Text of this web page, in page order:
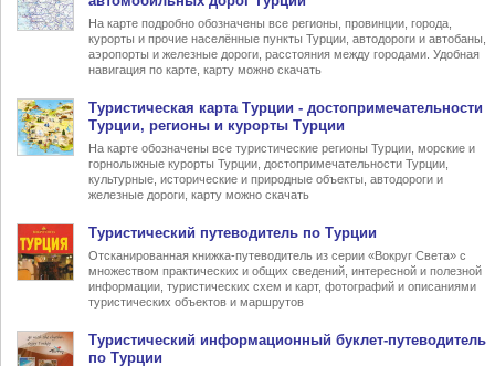
На карте подробно обозначены все регионы, провинции, города,
курорты и прочие населённые пункты Турции, автодороги и автобаны,
аэропорты и железные дороги, расстояния между городами. Удобная
навигация по карте, карту можно скачать
Туристическая карта Турции - достопримечательности
Турции, регионы и курорты Турции
На карте обозначены все туристические регионы Турции, морские и
горнолыжные курорты Турции, достопримечательности Турции,
культурные, исторические и природные объекты, автодороги и
железные дороги, карту можно скачать
Туристический путеводитель по Турции
Отсканированная книжка-путеводитель из серии «Вокруг Света» с
множеством практических и общих сведений, интересной и полезной
информации, туристических схем и карт, фотографий и описаниями
туристических объектов и маршрутов
Туристический информационный буклет-путеводитель
по Турции